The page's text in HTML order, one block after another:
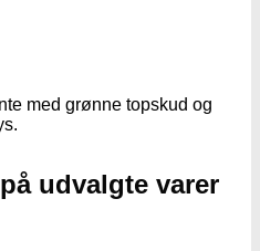
på udvalgte varer